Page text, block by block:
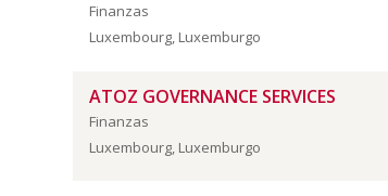
Finanzas
Luxembourg, Luxemburgo
ATOZ GOVERNANCE SERVICES
Finanzas
Luxembourg, Luxemburgo